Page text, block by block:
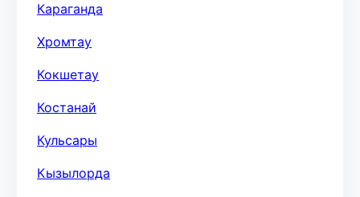
Караганда
Хромтау
Кокшетау
Костанай
Кульсары
Кызылорда